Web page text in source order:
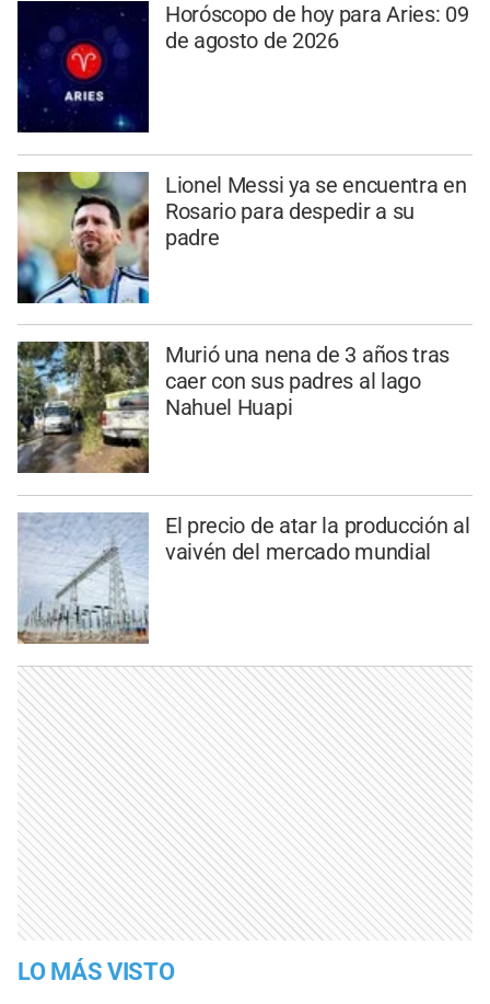
Horóscopo de hoy para Aries: 09
de agosto de 2026
Lionel Messi ya se encuentra en
Rosario para despedir a su
padre
Murió una nena de 3 años tras
caer con sus padres al lago
Nahuel Huapi
El precio de atar la producción al
vaivén del mercado mundial
LO MÁS VISTO